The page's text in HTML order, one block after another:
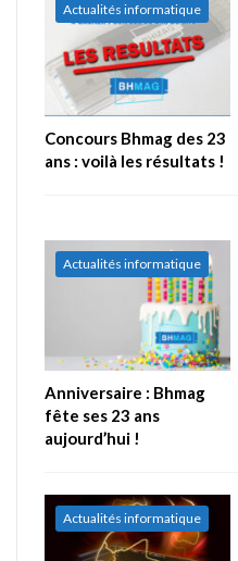
Actualités informatique
Concours Bhmag des 23
ans : voilà les résultats !
Actualités informatique
Anniversaire : Bhmag
fête ses 23 ans
aujourd’hui !
Actualités informatique